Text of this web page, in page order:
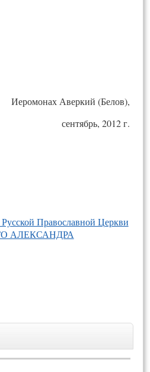
Иеромонах Аверкий (Белов),
сентябрь, 2012 г.
Православной Церкви
АЛЕКСАНДРА